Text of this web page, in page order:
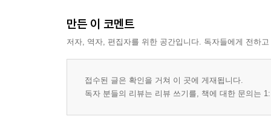
만든 이 코멘트
저자, 역자, 편집자를 위한 공간입니다. 독자들에게 전하
접수된 글은 확인을 거쳐 이 곳에 게재됩니다.
독자 분들의 리뷰는 리뷰 쓰기를, 책에 대한 문의는